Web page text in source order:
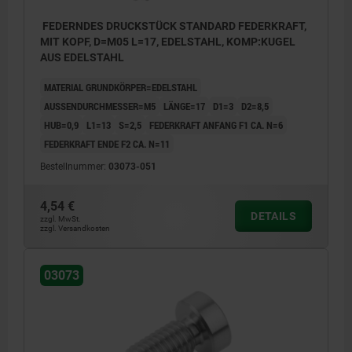
FEDERNDES DRUCKSTÜCK STANDARD FEDERKRAFT,
MIT KOPF, D=M05 L=17, EDELSTAHL, KOMP:KUGEL
AUS EDELSTAHL
MATERIAL GRUNDKÖRPER=EDELSTAHL
AUSSENDURCHMESSER=M5
LÄNGE=17 D1=3
D2=8,5
HUB=0,9
L1=13 S=2,5
FEDERKRAFT ANFANG F1 CA. N=6
FEDERKRAFT ENDE F2 CA. N=11
Bestellnummer: 03073-051
4,54 €
zzgl. MwSt.
zzgl. Versandkosten
DETAILS
03073